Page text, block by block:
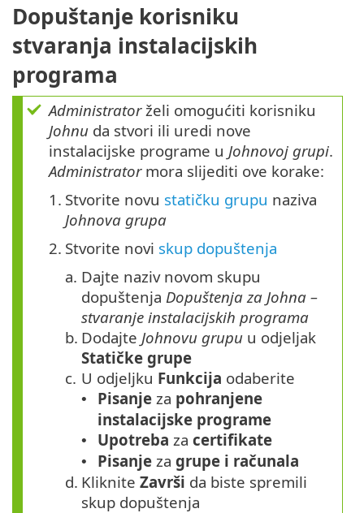
Dopuštanje korisniku
stvaranja instalacijskih
programa
Administratorželi omogućiti korisniku
Johnu da stvori ili uredi nove
instalacijske programe u Johnovoj grupi.
Administratormora slijediti ove korake:
1. Stvorite novu statičku grupu naziva
Johnova grupa
2. Stvorite novi skup dopuštenja
a. Dajte naziv novom skupu
dopuštenja Dopuštenja za Johna –
stvaranje instalacijskih programa
b. Dodajte Johnovu grupu u odjeljak
Statičke grupe
c. U odjeljku Funkcija odaberite
• Pisanje za pohranjene
instalacijske programe
• Upotreba za certifikate
• Pisanje za grupe i računala
d. Kliknite Završi da biste spremili
skup dopuštenja